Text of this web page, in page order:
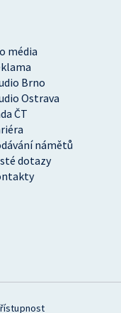
média
Brno
Ostrava
ČT
námětů
dotazy